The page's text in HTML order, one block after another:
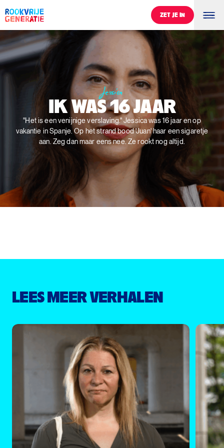
ZET JE IN
ZET JE IN
JessicaIk was 16 jaar
IK WAS16JAAR
"Het is een venijnige verslaving." Jessica was 16 jaar en op
vakantie in Spanje. Op het strand bood 'Juan' haar een sigaretje
aan. Zeg dan maar eens nee. Ze rookt nog altijd.
LEES MEER VERHALEN